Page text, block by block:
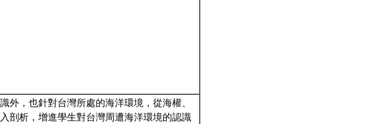
外，也針對台灣所處的海洋環境，從海權、
剖析，增進學生對台灣周遭海洋環境的認識